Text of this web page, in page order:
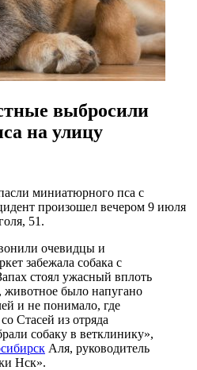
выбросили
на улицу
миниатюрного пса с
произошел вечером 9 июля
51.
очевидцы и
забежала собака с
стоял ужасный вплоть
животное было напугано
и не понимало, где
Стасей из отряда
собаку в ветклинику»,
Аля, руководитель
Нск».